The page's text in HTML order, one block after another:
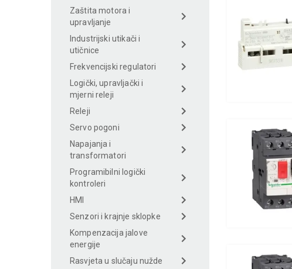
Zaštita motora i
upravljanje
Industrijski utikači i
utičnice
Frekvencijski regulatori
Logički, upravljački i
mjerni releji
Releji
Servo pogoni
Napajanja i
transformatori
Programibilni logički
kontroleri
HMI
Senzori i krajnje sklopke
Kompenzacija jalove
energije
Rasvjeta u slučaju nužde